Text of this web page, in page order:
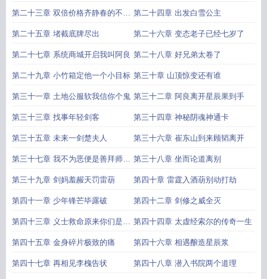
第二十三章 双倍价格齐静春的不情
之请
第二十四章 出发白雪公主
第二十五章 堵截底牌尽出 第二十六章 变态老子已经七岁了
第二十七章 系统商城开启我叫阿良 第二十八章 好兄弟太卷了
第二十九章 小竹箱定他一个小目标 第三十章 山顶惊变还有谁
第三十一章 土地公服软我信你个鬼 第三十二章 阿良离开星辰果到手
第三十三章 找事年轻剑客 第三十四章 神秘阴魂神通卡
第三十五章 未来一剑楚夫人 第三十六章 崔东山到来顾韬离开
第三十七章 我不为恶便是善拜师文
圣
第三十八章 坐而论道离别
第三十九章 剑妈羞赧天罚雷葫 第四十章 雷霆入酒葫别动打劫
第四十一章 少年锋芒毕露破 第四十二章 剑修之威全灭
第四十三章 义士救命原来你们是一
伙的
第四十四章 太虚经索尔的传奇一生
第四十五章 金身碎片极致的痛 第四十六章 相遇酿造星辰浆
第四十七章 再相见李槐告状 第四十八章 潜入书院两个道理